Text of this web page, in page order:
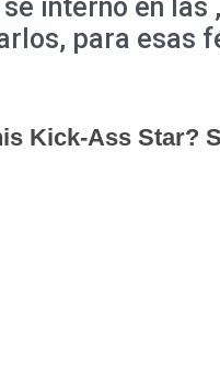
internó en
para esas